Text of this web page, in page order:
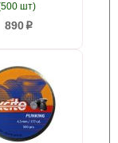
шт)
890p